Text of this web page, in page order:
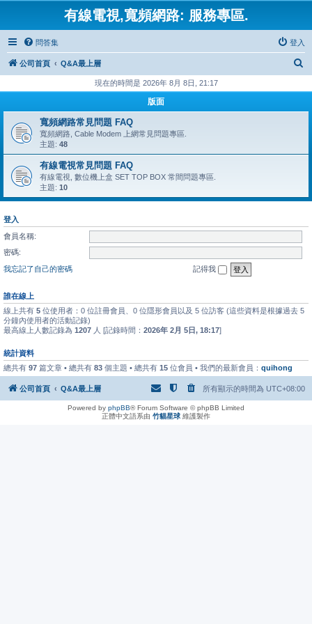
有線電視,寬頻網路: 服務專區.
問答集 登入
公司首頁 Q&A最上層
現在的時間是 2026年 8月 8日, 21:17
版面
寬頻網路常見問題 FAQ
寬頻網路, Cable Modem 上網常見問題專區.
主題: 48
有線電視常見問題 FAQ
有線電視, 數位機上盒 SET TOP BOX 常間問題專區.
主題: 10
登入
會員名稱:
密碼:
我忘記了自己的密碼
記得我
誰在線上
線上共有 5 位使用者：0 位註冊會員、0 位隱形會員以及 5 位訪客 (這些資料是根據過去 5
分鐘內使用者的活動記錄)
最高線上人數記錄為 1207 人 [記錄時間： 2026年 2月 5日, 18:17]
統計資料
總共有 97 篇文章 • 總共有 83 個主題 • 總共有 15 位會員 • 我們的最新會員： quihong
公司首頁 Q&A最上層 所有顯示的時間為 UTC+08:00
Powered by phpBB® Forum Software © phpBB Limited
正體中文語系由 竹貓星球 維護製作